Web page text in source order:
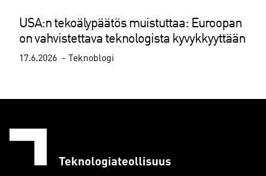
USA:n tekoälypäätös muistuttaa: Euroopan
on vahvistettava teknologista kyvykkyyttään
17.6.2026 Teknoblogi